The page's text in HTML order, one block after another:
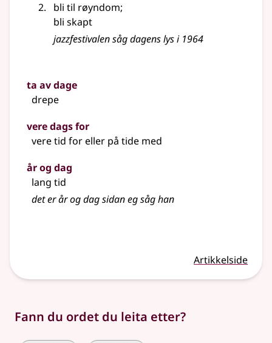
bli til røyndom;
bli skapt
jazzfestivalen såg dagens lys i 1964
ta av dage
drepe
vere dags for
vere tid for eller på tide med
år og dag
lang tid
det er år og dag sidan eg såg han
Artikkelside
Fann du ordet du leita etter?